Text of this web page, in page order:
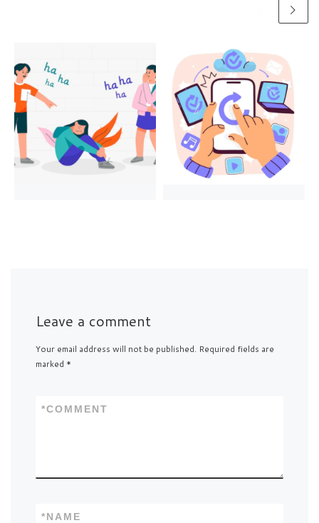
Leave a comment
Your email address will not be published. Required fields are
marked *
COMMENT
*
NAME
*